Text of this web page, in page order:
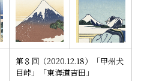
第８回（2020.12.18）「甲州犬
目峠」「東海道吉田」